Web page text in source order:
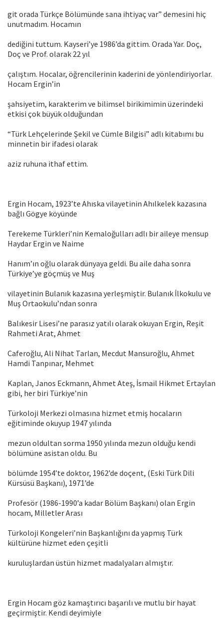
git orada Türkçe Bölümünde sana ihtiyaç var” demesini hiç
unutmadım. Hocamın
dediğini tuttum. Kayseri’ye 1986’da gittim. Orada Yar. Doç,
Doç ve Prof. olarak 22 yıl
çalıştım. Hocalar, öğrencilerinin kaderini de yönlendiriyorlar.
Hocam Ergin’in
şahsiyetim, karakterim ve bilimsel birikimimin üzerindeki
etkisi çok büyük olduğundan
“Türk Lehçelerinde Şekil ve Cümle Bilgisi” adlı kitabımı bu
minnetin bir ifadesi olarak
aziz ruhuna ithaf ettim.
Ergin Hocam, 1923’te Ahıska vilayetinin Ahılkelek kazasına
bağlı Gögye köyünde
Terekeme Türkleri’nin Kemaloğulları adlı bir aileye mensup
Haydar Ergin ve Naime
Hanım’ın oğlu olarak dünyaya geldi. Bu aile daha sonra
Türkiye’ye göçmüş ve Muş
vilayetinin Bulanık kazasına yerleşmiştir. Bulanık İlkokulu ve
Muş Ortaokulu’ndan sonra
Balıkesir Lisesi’ne parasız yatılı olarak okuyan Ergin, Reşit
Rahmeti Arat, Ahmet
Caferoğlu, Ali Nihat Tarlan, Mecdut Mansuroğlu, Ahmet
Hamdi Tanpınar, Mehmet
Kaplan, Janos Eckmann, Ahmet Ateş, İsmail Hikmet Ertaylan
gibi, her biri Türkiye’nin
Türkoloji Merkezi olmasına hizmet etmiş hocaların
eğitiminde okuyup 1947 yılında
mezun oldultan sorma 1950 yılında mezun olduğu kendi
bölümüne asistan oldu. Bu
bölümde 1954’te doktor, 1962’de doçent, (Eski Türk Dili
Kürsüsü Başkanı), 1971’de
Profesör (1986-1990’a kadar Bölüm Başkanı) olan Ergin
hocam, Milletler Arası
Türkoloji Kongeleri’nin Başkanlığını da yapmış Türk
kültürüne hizmet eden çeşitli
kuruluşlardan üstün hizmet madalyaları almıştır.
Ergin Hocam göz kamaştırıcı başarılı ve mutlu bir hayat
geçirmiştir. Kendi deyimiyle